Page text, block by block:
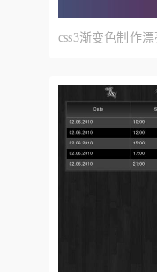
css3渐变色制作